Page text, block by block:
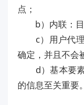
点；
b）内联：
c）用户代
确定，并且不会
d）基本要
的信息至关重要。